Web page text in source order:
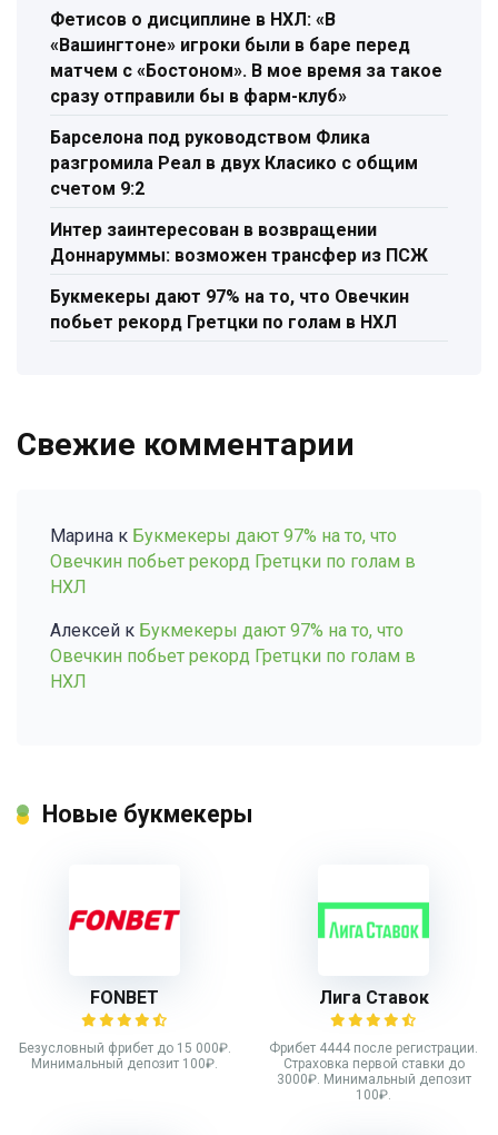
Фетисов о дисциплине в НХЛ: «В
«Вашингтоне» игроки были в баре перед
матчем с «Бостоном». В мое время за такое
сразу отправили бы в фарм-клуб»
Барселона под руководством Флика
разгромила Реал в двух Класико с общим
счетом 9:2
Интер заинтересован в возвращении
Доннаруммы: возможен трансфер из ПСЖ
Букмекеры дают 97% на то, что Овечкин
побьет рекорд Гретцки по голам в НХЛ
Свежие комментарии
Марина к Букмекеры дают 97% на то, что
Овечкин побьет рекорд Гретцки по голам в
НХЛ
Алексей к Букмекеры дают 97% на то, что
Овечкин побьет рекорд Гретцки по голам в
НХЛ
Новые букмекеры
FONBET
Безусловный фрибет до 15 000₽.
Минимальный депозит 100₽.
Лига Ставок
Фрибет 4444 после регистрации.
Страховка первой ставки до
3000₽. Минимальный депозит
100₽.